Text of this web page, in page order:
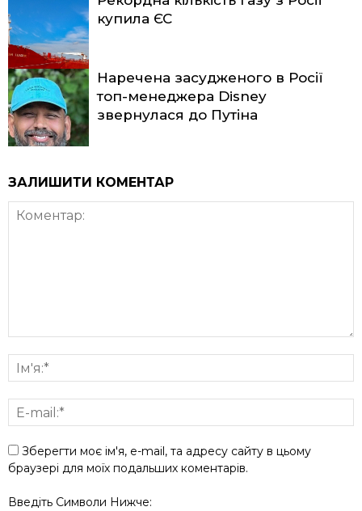
купила ЄС
Наречена засудженого в Росії
топ-менеджера Disney
звернулася до Путіна
ЗАЛИШИТИ КОМЕНТАР
Зберегти моє ім'я, e-mail, та адресу сайту в цьому
браузері для моїх подальших коментарів.
Введіть Символи Нижче: